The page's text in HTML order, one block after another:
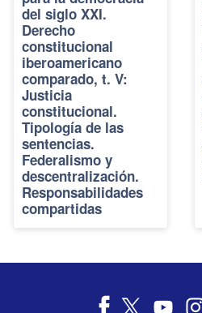
del siglo XXI.
Derecho
constitucional
iberoamericano
comparado, t. V:
Justicia
constitucional.
Tipología de las
sentencias.
Federalismo y
descentralización.
Responsabilidades
compartidas